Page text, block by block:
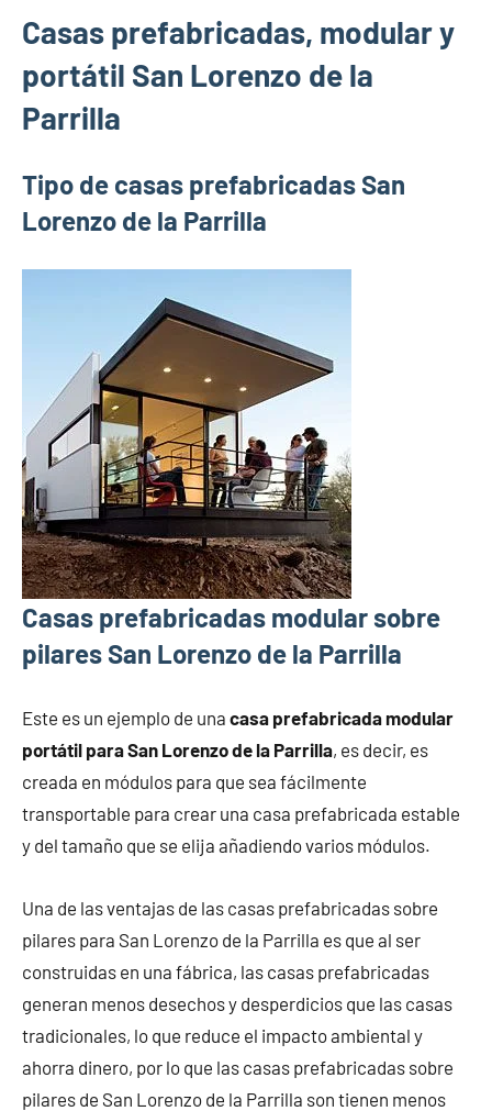
Casas prefabricadas, modular y
portátil San Lorenzo de la
Parrilla
Tipo de casas prefabricadas San
Lorenzo de la Parrilla
Casas prefabricadas modular sobre
pilares San Lorenzo de la Parrilla
Este es un ejemplo de una casa prefabricada modular
portátil para San Lorenzo de la Parrilla, es decir, es
creada en módulos para que sea fácilmente
transportable para crear una casa prefabricada estable
y del tamaño que se elija añadiendo varios módulos.
Una de las ventajas de las casas prefabricadas sobre
pilares para San Lorenzo de la Parrilla es que al ser
construidas en una fábrica, las casas prefabricadas
generan menos desechos y desperdicios que las casas
tradicionales, lo que reduce el impacto ambiental y
ahorra dinero, por lo que las casas prefabricadas sobre
pilares de San Lorenzo de la Parrilla son tienen menos